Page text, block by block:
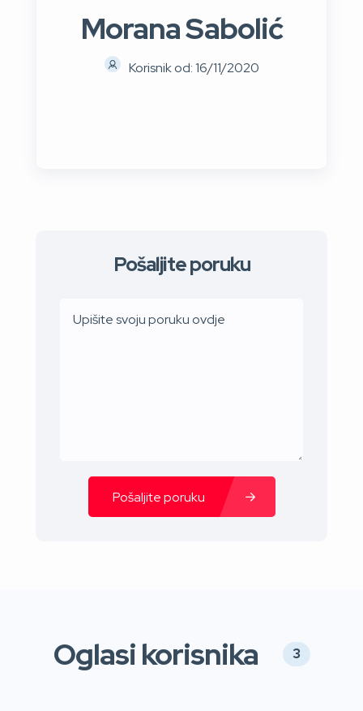
Morana Sabolić
Korisnik od: 16/11/2020
Pošaljite poruku
Pošaljite poruku
Oglasi korisnika 3